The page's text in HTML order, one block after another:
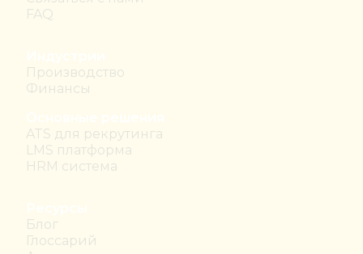
FAQ
Производство
Финансы
ATS для рекрутинга
LMS платформа
HRM система
Блог
Глоссарий